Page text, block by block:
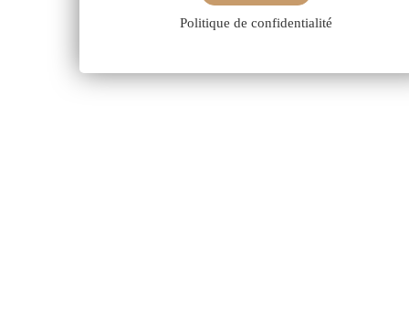
Politique de confidentialité